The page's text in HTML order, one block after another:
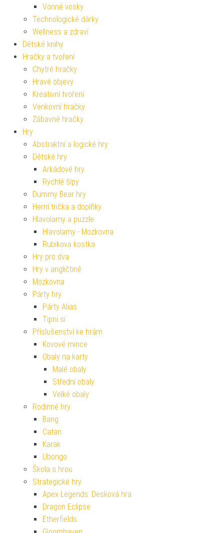
Vonné vosky
Technologické dárky
Wellness a zdraví
Dětské knihy
Hračky a tvoření
Chytré hračky
Hravé objevy
Kreativní tvoření
Venkovní hračky
Zábavné hračky
Hry
Abstraktní a logické hry
Dětské hry
Arkádové hry
Rychlé šípy
Dummy Bear hry
Herní trička a doplňky
Hlavolamy a puzzle
Hlavolamy - Mozkovna
Rubikova kostka
Hry pro dva
Hry v angličtině
Mozkovna
Párty hry
Párty Alias
Tipni si
Příslušenství ke hrám
Kovové mince
Obaly na karty
Malé obaly
Střední obaly
Velké obaly
Rodinné hry
Bang
Catan
Karak
Ubongo
Škola s hrou
Strategické hry
Apex Legends: Desková hra
Dragon Eclipse
Etherfields